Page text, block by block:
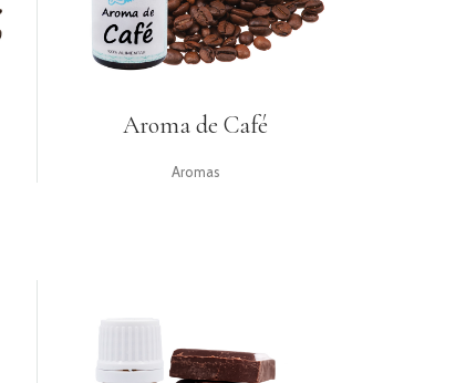
Aroma de Café
Aromas